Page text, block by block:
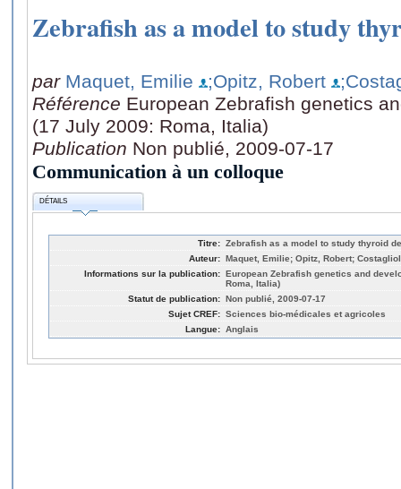
Zebrafish as a model to study
par Maquet, Emilie ;Opitz, Robert
Référence European Zebrafish genetics
(17 July 2009: Roma, Italia)
Publication Non publié, 2009-07-17
Communication à un colloque
DÉTAILS
Titre: Zebrafish as a model to study thyroid
Auteur: Maquet, Emilie; Opitz, Robert;
Informations sur la publication: European Zebrafish genetics and
Roma, Italia)
Statut de publication: Non publié, 2009-07-17
Sujet CREF: Sciences bio-médicales et agricoles
Langue: Anglais